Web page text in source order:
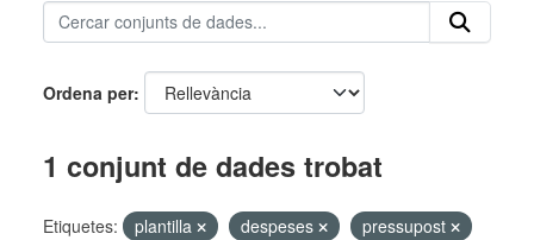
Ordena per
1 conjunt de dades trobat
Etiquetes: plantilla despeses
pressupost